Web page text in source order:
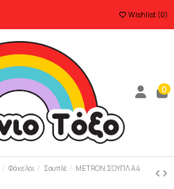
Wishlist (0)
0
Φάκελοι Σουπλέ
METRON ΣΟΥΠΛ Α4